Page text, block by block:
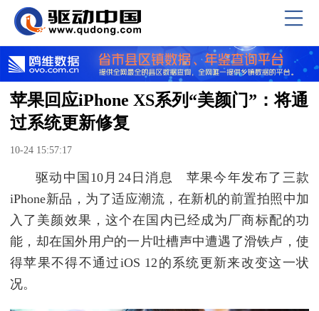
苹果回应iPhone XS系列“美颜门”：将通
过系统更新修复
10-24 15:57:17
驱动中国10月24日消息 苹果今年发布了三款
iPhone新品，为了适应潮流，在新机的前置拍照中加
入了美颜效果，这个在国内已经成为厂商标配的功
能，却在国外用户的一片吐槽声中遭遇了滑铁卢，使
得苹果不得不通过iOS 12的系统更新来改变这一状
况。